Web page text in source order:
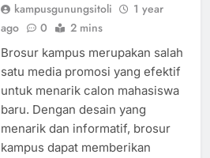
kampusgunungsitoli
1 year
ago
0 2 mins
Brosur kampus merupakan salah
satu media promosi yang efektif
untuk menarik calon mahasiswa
baru. Dengan desain yang
menarik dan informatif, brosur
kampus dapat memberikan